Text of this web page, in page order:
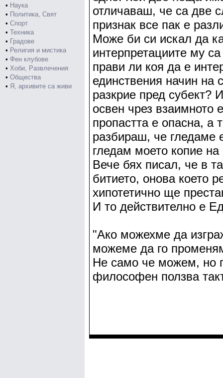
• Наука
• Политика, Свят
• Спорт
• Техника
• Градове
• Религия и мистика
• Фен клубове
• Хоби, Развлечения
• Общества
• Я, архивите са живи
отличаваш, че са две
признак все пак е
Може би си искал да
интерпретациите му
прави ли коя да е
единствения начин на
разкрие пред субект?
освен чрез взаимното
пропастта е опасна, а
разбираш, че гледаме
гледам моето копие на
Вече бях писал, че в
битието, онова което
хипотетично ще
И то действително е
"Ако можехме да
можеме да го
Не само че можем, но
философен ползва